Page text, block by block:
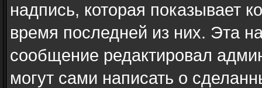
надпись, которая показывает
время последней из них. Эта
сообщение редактировал
могут сами написать о